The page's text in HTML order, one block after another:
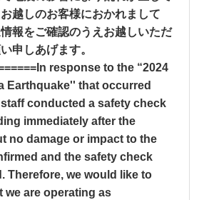
越しのお客様におかれまして
報をご確認のうえお越しいただ
申しあげます。
response to the “2024
Earthquake'' that occurred
conducted a safety check
immediately after the
no damage or impact to the
and the safety check
Therefore, we would like to
we are operating as